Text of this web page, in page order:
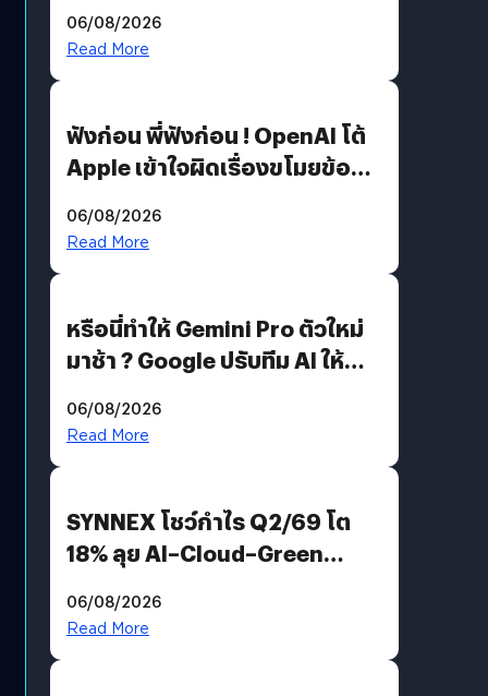
รหัสผ่านหลุด ไม่ใช่แฮกเกอร์
06/08/2026
Read More
ฟังก่อน พี่ฟังก่อน ! OpenAI โต้
Apple เข้าใจผิดเรื่องขโมยข้อมูล
06/08/2026
Read More
หรือนี่ทำให้ Gemini Pro ตัวใหม่
มาช้า ? Google ปรับทีม AI ให้
AGI
06/08/2026
Read More
SYNNEX โชว์กำไร Q2/69 โต
18% ลุย AI–Cloud–Green
Revenue เร่งเครื่อง New
06/08/2026
Read More